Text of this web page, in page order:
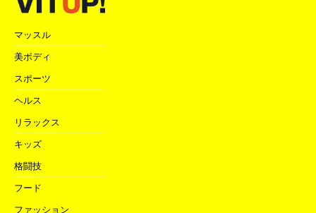
マッスル
美ボディ
スポーツ
ヘルス
リラックス
キッズ
格闘技
フード
ファッション